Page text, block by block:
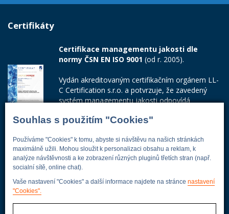
Souhlas s použitím "Cookies"
Používáme "Cookies" k tomu, abyste si návštěvu na našich stránkách
maximálně užili. Mohou sloužit k personalizaci obsahu a reklam, k
analýze návštěvnosti a ke zobrazení různých pluginů třetích stran (např.
socialní sítě, online chat).
Vaše nastavení "Cookies" a další informace najdete na stránce nastavení
"Cookies".
Certifikáty
Certifikace managementu jakosti dle
normy ČSN EN ISO 9001 (od r. 2005).
Vydán akreditovaným certifikačním orgánem LL-
C Certification s.r.o. a potvrzuje, že zavedený
systém managementu jakosti odpovídá
Adresa firmy